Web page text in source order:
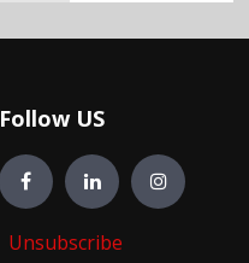
Follow US
Unsubscribe